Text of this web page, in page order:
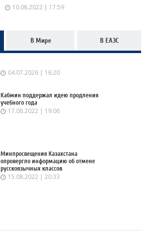
10.08.2022 | 17:59
В Мире В ЕАЭС
04.07.2026 | 16:20
Кабмин поддержал идею продления
учебного года
17.08.2022 | 19:06
Минпросвещения Казахстана
опровергло информацию об отмене
русскоязычных классов
15.08.2022 | 20:33